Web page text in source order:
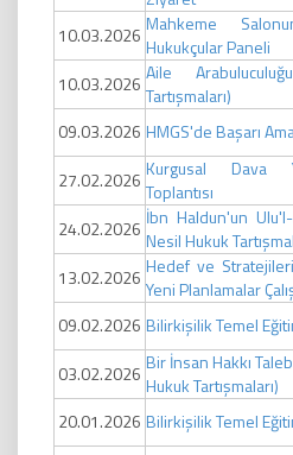
10.03.2026 Mahkeme
Hukukçular Paneli
10.03.2026 Aile
Tartışmaları)
09.03.2026 HMGS'de Başarı
27.02.2026 Kurgusal Dava
Toplantısı
24.02.2026 İbn Haldun'un
Nesil Hukuk
13.02.2026 Hedef ve
Yeni Planlamalar
09.02.2026 Bilirkişilik Temel
03.02.2026 Bir İnsan Hakkı
Hukuk Tartışmaları)
20.01.2026 Bilirkişilik Temel